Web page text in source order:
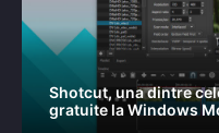
Shotcut, una dintre
gratuite la Windows